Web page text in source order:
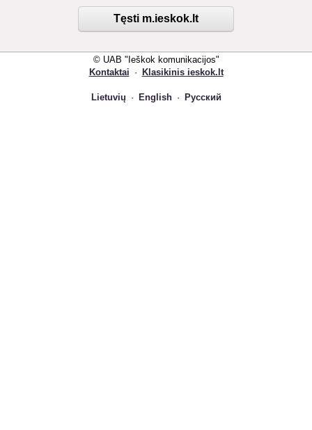
Tęsti m.ieskok.lt
© UAB "Ieškok komunikacijos"
Kontaktai · Klasikinis ieskok.lt
Lietuvių · English · Русский